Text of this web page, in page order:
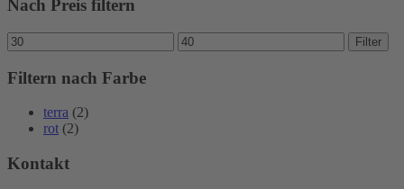
Nach Preis filtern
Min.
Preis
Max.
Preis
Filter
Filtern nach Farbe
terra (2)
rot (2)
Kontakt